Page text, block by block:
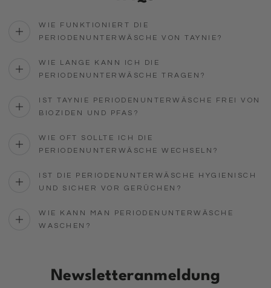
WIE FUNKTIONIERT DIE
PERIODENUNTERWÄSCHE VON TAYNIE?
WIE LANGE KANN ICH DIE
PERIODENUNTERWÄSCHE TRAGEN?
IST TAYNIE PERIODENUNTERWÄSCHE FREI VON
BIOZIDEN UND PFAS?
WIE OFT SOLLTE ICH DIE
PERIODENUNTERWÄSCHE WECHSELN?
IST DIE PERIODENUNTERWÄSCHE HYGIENISCH
UND SICHER VOR GERÜCHEN?
WIE KANN MAN PERIODENUNTERWÄSCHE
WASCHEN?
Newsletteranmeldung